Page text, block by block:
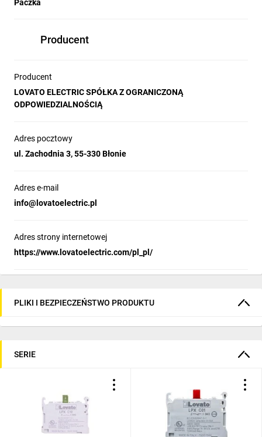
Paczka
Producent
Producent
LOVATO ELECTRIC SPÓŁKA Z OGRANICZONĄ
ODPOWIEDZIALNOŚCIĄ
Adres pocztowy
ul. Zachodnia 3, 55-330 Błonie
Adres e-mail
info@lovatoelectric.pl
Adres strony internetowej
https://www.lovatoelectric.com/pl_pl/
PLIKI I BEZPIECZEŃSTWO PRODUKTU
SERIE